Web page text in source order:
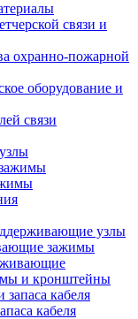
связи и
охранно-пожарной
оборудование и
связи
узлы
зажимы
и кронштейны
кабеля